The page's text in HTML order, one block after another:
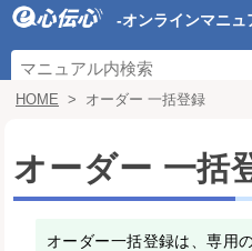
-オンラインマニュ
HOME > オーダー 一括登録
オーダー 一括
オーダー一括登録は、専用